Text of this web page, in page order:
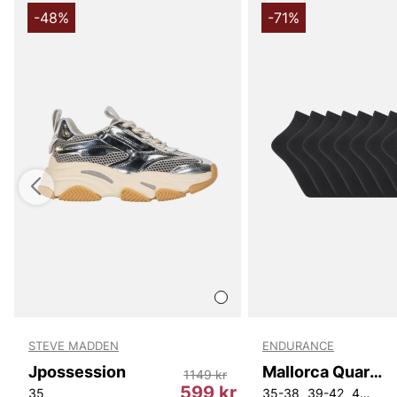
-48%
STEVE MADDEN
Jpossession
35
1149 kr
-71%
ENDURANCE
Mallorca Quarter Socks 8-Pack
35-38 39-42 43-46